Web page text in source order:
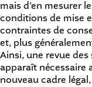
mais d’en mesurer
conditions de mise
contraintes de
et, plus
Ainsi, une revue
apparaît nécessaire
nouveau cadre